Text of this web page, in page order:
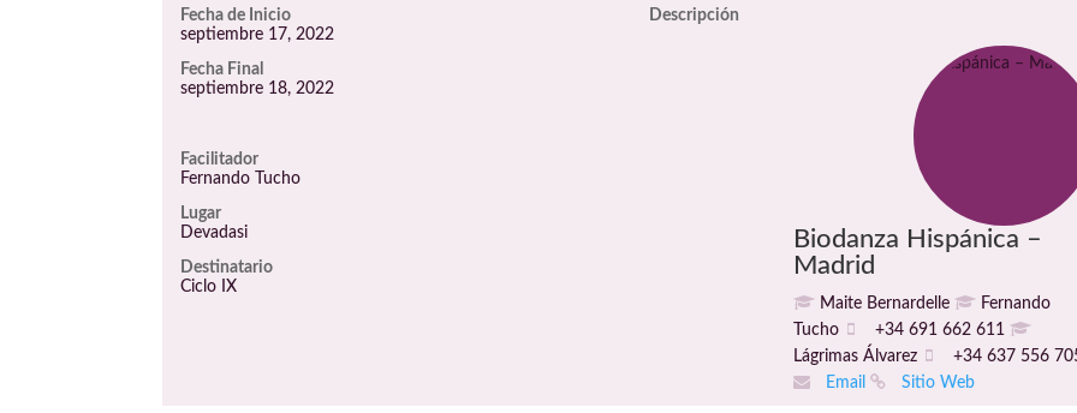
Fecha de Inicio
septiembre 17, 2022
Fecha Final
septiembre 18, 2022
Facilitador
Fernando Tucho
Lugar
Devadasi
Destinatario
Ciclo IX
Descripción
Biodanza Hispánica –
Madrid
Maite Bernardelle
Fernando
Tucho
+34 691 662 611
Lágrimas Álvarez
+34 637 556
Email
Sitio Web